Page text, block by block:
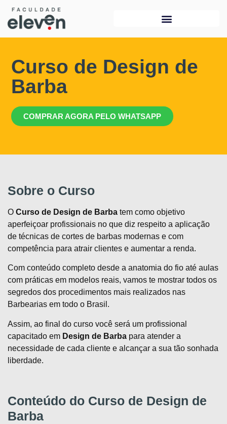
Curso de Design de
Barba
COMPRAR AGORA PELO WHATSAPP
Sobre o Curso
O Curso de Design de Barba tem como objetivo
aperfeiçoar profissionais no que diz respeito a aplicação
de técnicas de cortes de barbas modernas e com
competência para atrair clientes e aumentar a renda.
Com conteúdo completo desde a anatomia do fio até aulas
com práticas em modelos reais, vamos te mostrar todos os
segredos dos procedimentos mais realizados nas
Barbearias em todo o Brasil.
Assim, ao final do curso você será um profissional
capacitado em Design de Barba para atender a
necessidade de cada cliente e alcançar a sua tão sonhada
liberdade.
Conteúdo do Curso de Design de
Barba